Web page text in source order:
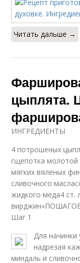
Читать дальше →
цыплята.
ИНГРЕДИЕНТЫ
4 потрошеных
гщепотка молотой
мягких вяленых
сливочного
жидкого меда4 ст.
Шаг 1
Для начинки
надрезая
миндаль и